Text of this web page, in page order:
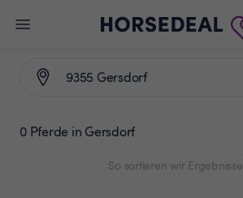
0 Pferde in Gersdorf
So sortieren wir Ergebnisse